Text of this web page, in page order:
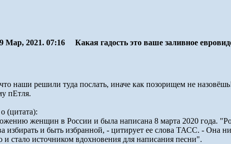
Мар, 2021. 07:16 Какая гадость это ваше заливное
наши решили туда послать, иначе как позорищем не
пЕтля.
(цитата):
женщин в России и была написана 8 марта 2020 года.
избирать и быть избранной, - цитирует ее слова ТАСС. - Она
и стало источником вдохновения для написания песни".